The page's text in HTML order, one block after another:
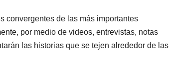
convergentes de las más importantes
por medio de videos, entrevistas, notas
las historias que se tejen alrededor de las